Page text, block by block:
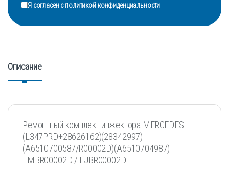
Я согласен сполитикой конфиденциальности
Описание
Ремонтный комплект инжектора MERCEDES
(L347PRD+28626162)(28342997)
(A6510700587/R00002D)(A6510704987)
EMBR00002D / EJBR00002D